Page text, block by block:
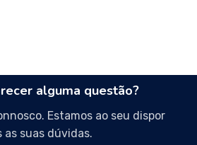
alguma questão?
Estamos ao seu dispor
as suas dúvidas.